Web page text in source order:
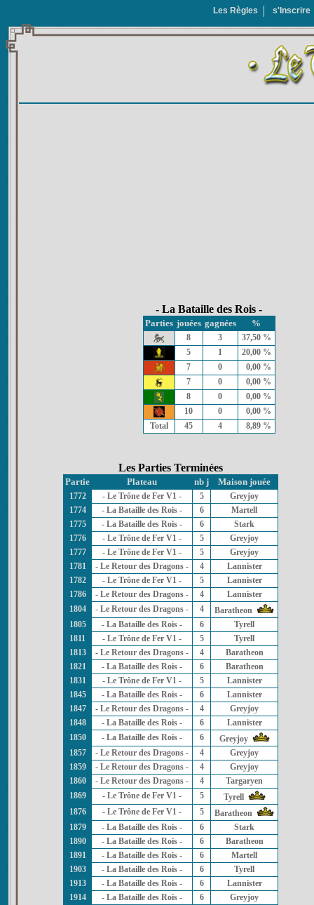
Les Règles s'Inscrire
- La Bataille des Rois -
Parties jouées gagnées %
8 3
37,50 %
5
1
20,00 %
7
0
0,00 %
7
0
0,00 %
8
0
0,00 %
10
0
0,00 %
Total
45 4 8,89 %
Les Parties Terminées
Partie Plateau nb j Maison jouée
1772 - Le Trône de Fer V1 - 5
Greyjoy
1774
- La Bataille des Rois - 6
Martell
1775
- La Bataille des Rois - 6
Stark
1776
- Le Trône de Fer V1 - 5
Greyjoy
1777
- Le Trône de Fer V1 - 5
Greyjoy
1781
- Le Retour des Dragons - 4
Lannister
1782
- Le Trône de Fer V1 - 5
Lannister
1786
- Le Retour des Dragons - 4
Lannister
1804
- Le Retour des Dragons - 4
Baratheon
1805
- La Bataille des Rois - 6
Tyrell
1811
- Le Trône de Fer V1 - 5
Tyrell
1813
- Le Retour des Dragons - 4
Baratheon
1821
- La Bataille des Rois - 6
Baratheon
1831
- Le Trône de Fer V1 - 5
Lannister
1845
- La Bataille des Rois - 6
Lannister
1847
- Le Retour des Dragons - 4
Greyjoy
1848
- La Bataille des Rois - 6
Lannister
1850
- La Bataille des Rois - 6
Greyjoy
1857
- Le Retour des Dragons - 4
Greyjoy
1859
- Le Retour des Dragons - 4
Greyjoy
1860
- Le Retour des Dragons - 4
Targaryen
1869
- Le Trône de Fer V1 - 5
Tyrell
1876
- Le Trône de Fer V1 - 5
Baratheon
1879
- La Bataille des Rois - 6
Stark
1890
- La Bataille des Rois - 6
Baratheon
1891
- La Bataille des Rois - 6
Martell
1903
- La Bataille des Rois - 6
Tyrell
1913
- La Bataille des Rois - 6
Lannister
1914
- La Bataille des Rois - 6
Greyjoy